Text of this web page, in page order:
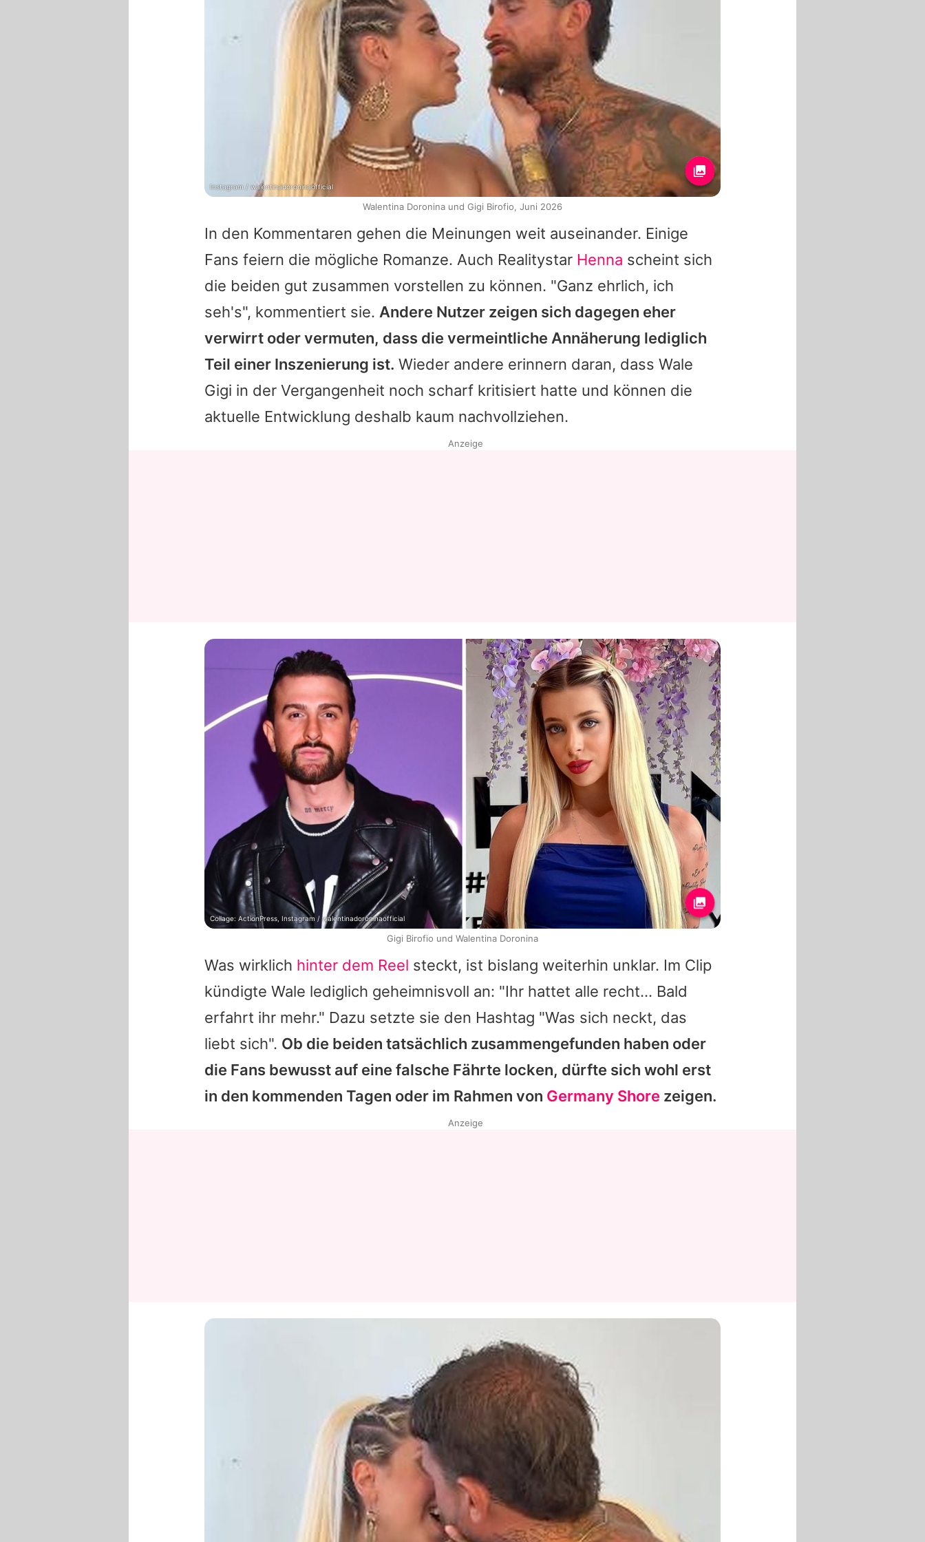
In den Kommentaren gehen die Meinungen weit auseinander. Einige
Fans feiern die mögliche Romanze. Auch Realitystar Henna scheint sich
die beiden gut zusammen vorstellen zu können. "Ganz ehrlich, ich
seh's", kommentiert sie. Andere Nutzer zeigen sich dagegen eher
verwirrt oder vermuten, dass die vermeintliche Annäherung lediglich
Teil einer Inszenierung ist. Wieder andere erinnern daran, dass Wale
Gigi in der Vergangenheit noch scharf kritisiert hatte und können die
aktuelle Entwicklung deshalb kaum nachvollziehen.
Was wirklich hinter dem Reel steckt, ist bislang weiterhin unklar. Im Clip
kündigte Wale lediglich geheimnisvoll an: "Ihr hattet alle recht… Bald
erfahrt ihr mehr." Dazu setzte sie den Hashtag "Was sich neckt, das
liebt sich". Ob die beiden tatsächlich zusammengefunden haben oder
die Fans bewusst auf eine falsche Fährte locken, dürfte sich wohl erst
in den kommenden Tagen oder im Rahmen von Germany Shore zeigen.
Instagram / walentinadoroninaofficial
Walentina Doronina und Gigi Birofio, Juni 2026
Anzeige
Collage: ActionPress, Instagram / walentinadoroninaofficial
Gigi Birofio und Walentina Doronina
Anzeige